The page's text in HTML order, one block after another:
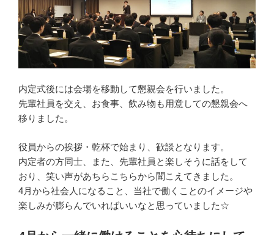
内定式後には会場を移動して懇親会を行いました。
先輩社員を交え、お食事、飲み物も用意しての懇親会へ
移りました。
役員からの挨拶・乾杯で始まり、歓談となります。
内定者の方同士、また、先輩社員と楽しそうに話をして
おり、笑い声があちらこちらから聞こえてきました。
4月から社会人になること、当社で働くことのイメージや
楽しみが膨らんでいればいいなと思っていました☆